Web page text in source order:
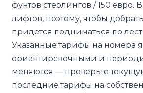
фунтов стерлингов / 150 евро.
лифтов, поэтому, чтобы
придется подниматься по
Указанные тарифы на номера
ориентировочными и
меняются — проверьте
последние тарифы на